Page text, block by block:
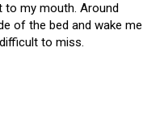
to my mouth. Around
of the bed and wake me
to miss.